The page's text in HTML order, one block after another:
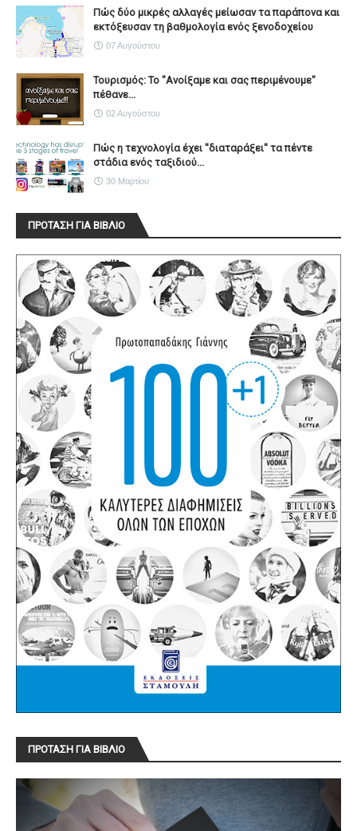
Πώς δύο μικρές αλλαγές μείωσαν τα παράπονα και
εκτόξευσαν τη βαθμολογία ενός ξενοδοχείου
07 Αυγούστου
Τουρισμός: Το "Ανοίξαμε και σας περιμένουμε"
πέθανε...
02 Αυγούστου
Πώς η τεχνολογία έχει ''διαταράξει'' τα πέντε
στάδια ενός ταξιδιού...
30 Μαρτίου
ΠΡΟΤΑΣΗ ΓΙΑ ΒΙΒΛΙΟ
ΠΡΟΤΑΣΗ ΓΙΑ ΒΙΒΛΙΟ